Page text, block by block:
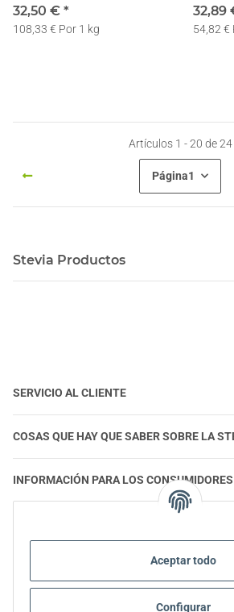
Aceptar todo
Configurar
Edulcorante Acero Inoxidable
32,50 € *
108,33 € Por 1 kg
32,89
54,82 €
Artículos 1 - 20 de 24
Página1
Stevia Productos
SERVICIO AL CLIENTE
COSAS QUE HAY QUE SABER SOBRE LA
INFORMACIÓN PARA LOS CONSUMIDORES
STEVIA | PREGUNTAS Y RESPUESTAS